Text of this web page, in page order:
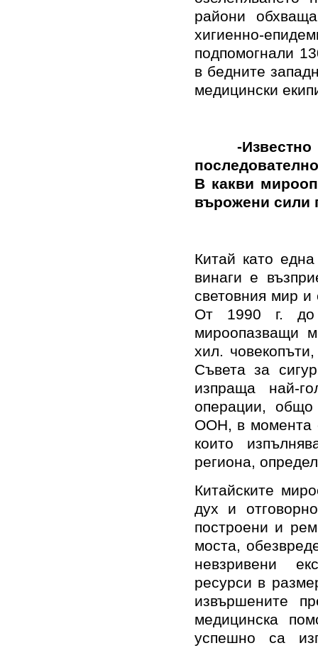
райони
хигиенно-
подпомогнали
в бедните
медицински
-Известно е,
В какви
върожени сили
Китай като
винаги е
световния мир и
От 1990 г. до
мироопазващи
хил.
Съвета за
изпраща най-
операции,
ООН, в момента
които
региона,
Китайските
дух и
построени и
моста,
невзривени
ресурси в
извършените
медицинска
успешно са